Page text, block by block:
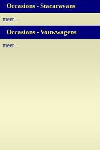
Occasions - Stacaravans
meer ...
Occasions - Vouwwagens
meer ...